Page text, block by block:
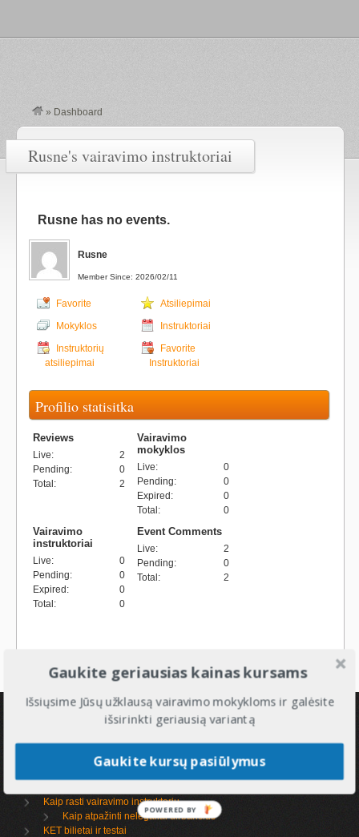
» Dashboard
Rusne's vairavimo instruktoriai
Rusne has no events.
Rusne
Member Since: 2026/02/11
Favorite
Atsiliepimai
Mokyklos
Instruktoriai
Instruktorių
atsiliepimai
Favorite
Instruktoriai
Profilio statisitka
Reviews
Live:
2
Pending:
0
Total : 2
Vairavimo
mokyklos
Live:
0
Pending:
0
Expired :
0
Total : 0
Vairavimo
instruktoriai
Live:
0
Pending:
0
Expired :
0
Total : 0
Event Comments
Live:
2
Pending:
0
Total : 2
Informacija
Kaip išsirinkti vairavimo mokyklą
Ką rašo mokiniai apie mokyklas ir instruktorius
Kaip rasti vairavimo instruktorių
Kaip atpažinti nelegaliai dirbančius
KET bilietai ir testai
Gaukite geriausias kainas kursams
Išsiųsime Jūsų užklausą vairavimo mokykloms ir galėsite
išsirinkti geriausią variantą
Gaukite kursų pasiūlymus
POWERED BY